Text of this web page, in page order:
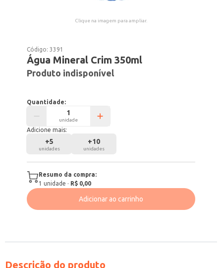
Clique na imagem para ampliar.
Código:3391
Água Mineral Crim 350ml
Produto indisponível
Quantidade:
unidade
Adicione mais:
+5
unidades
+10
unidades
Resumo da compra:
1 unidade · R$ 0,00
Adicionar ao carrinho
Descrição do produto